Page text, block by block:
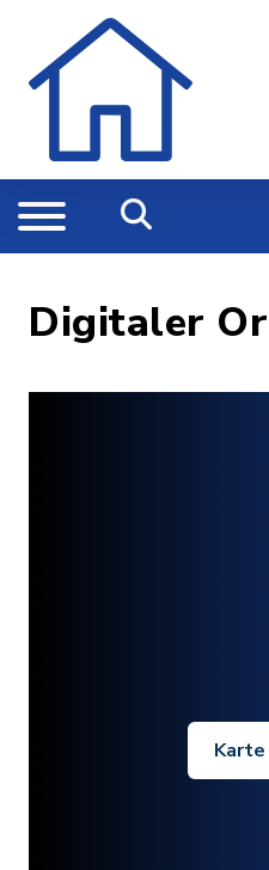
Digitaler